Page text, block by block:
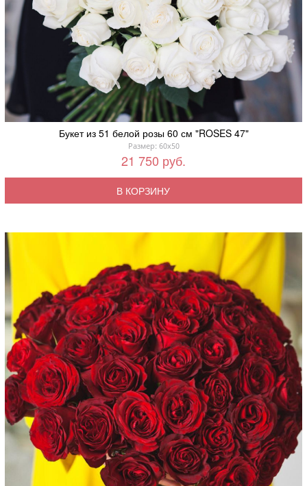
Букет из 51 белой розы 60 см "ROSES 47"
Размер: 60x50
21 750 руб.
В КОРЗИНУ